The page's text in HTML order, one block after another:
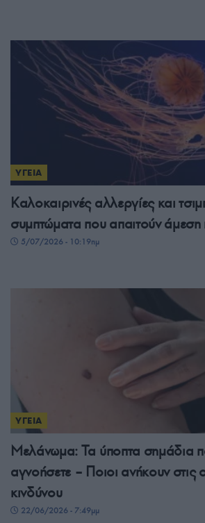
ΥΓΕΙΑ
Καλοκαιρινές αλλεργίες και
συμπτώματα που απαιτούν άμεση
5/07/2026 - 10:19πμ
ΥΓΕΙΑ
Μελάνωμα: Τα ύποπτα σημάδια
αγνοήσετε – Ποιοι ανήκουν
κινδύνου
22/06/2026 - 7:49μμ